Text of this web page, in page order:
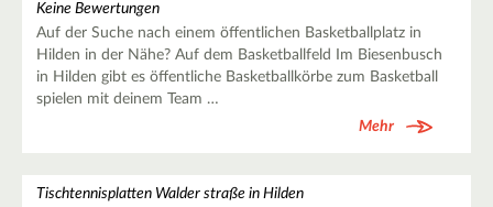
Keine Bewertungen
Auf der Suche nach einem öffentlichen Basketballplatz in
Hilden in der Nähe? Auf dem Basketballfeld Im Biesenbusch
in Hilden gibt es öffentliche Basketballkörbe zum Basketball
spielen mit deinem Team …
Mehr
Tischtennisplatten Walder straße in Hilden